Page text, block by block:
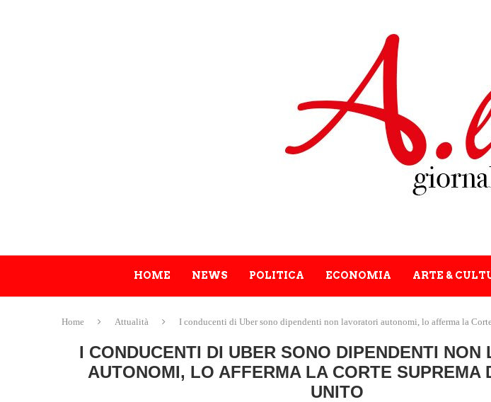
HOME NEWS POLITICA ECONOMIA ARTE &
Home Attualità I conducenti di Uber sono dipendenti non lavoratori autonomi, lo afferma la
I CONDUCENTI DI UBER SONO DIPENDENTI NON
AUTONOMI, LO AFFERMA LA CORTE SUPREMA
UNITO